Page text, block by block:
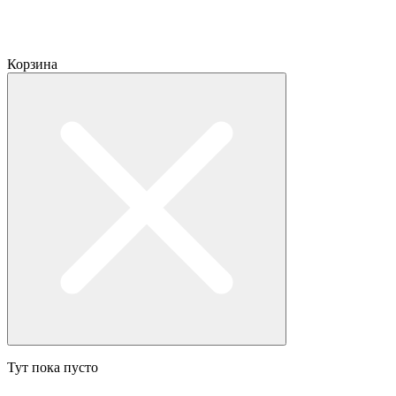
Корзина
Тут пока пусто